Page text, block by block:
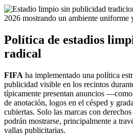
Política de estadios
radical
FIFA ha implementado una política
publicidad visible en los recintos
típicamente presentan anuncios
de anotación, logos en el césped y
cubiertas. Solo las marcas con
podrán mostrarse, principalmente a
vallas publicitarias.